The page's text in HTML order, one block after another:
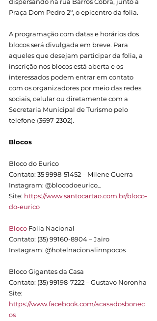
Praça Dom Pedro 2º, o epicentro da folia.
A programação com datas e horários dos
blocos será divulgada em breve. Para
aqueles que desejam participar da folia, a
inscrição nos blocos está aberta e os
interessados podem entrar em contato
com os organizadores por meio das redes
sociais, celular ou diretamente com a
Secretaria Municipal de Turismo pelo
telefone (3697-2302).
Blocos
Bloco do Eurico
Contato: 35 9998-51452 – Milene Guerra
Instagram: @blocodoeurico_
Site: https://www.santocartao.com.br/bloco-
do-eurico
Bloco Folia Nacional
Contato: (35) 99160-8904 – Jairo
Instagram: @hotelnacionalinnpocos
Bloco Gigantes da Casa
Contato: (35) 99198-7222 – Gustavo Noronha
Site:
https://www.facebook.com/acasadosbonec
os